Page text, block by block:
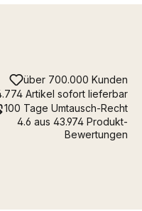
über 700.000 Kunden
Artikel sofort lieferbar
100 Tage Umtausch-Recht
4.6 aus 43.974 Produkt-
Bewertungen